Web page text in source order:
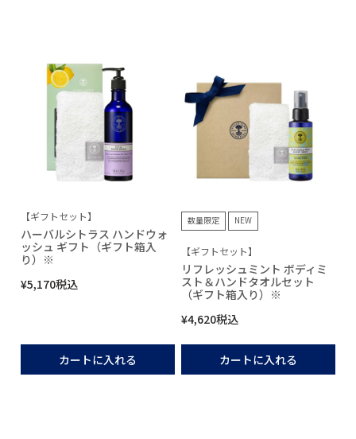
【ギフトセット】
ハーバルシトラス ハンドウォ
ッシュ ギフト（ギフト箱入
り）※
¥5,170税込
カートに入れる
数量限定 NEW
【ギフトセット】
リフレッシュミント ボディミ
スト＆ハンドタオルセット
（ギフト箱入り）※
¥4,620税込
カートに入れる